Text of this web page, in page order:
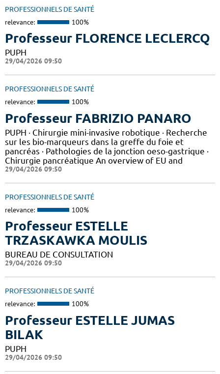
PROFESSIONNELS DE SANTÉ
relevance: 100%
Professeur FLORENCE LECLERCQ
PUPH
29/04/2026 09:50
PROFESSIONNELS DE SANTÉ
relevance: 100%
Professeur FABRIZIO PANARO
PUPH · Chirurgie mini-invasive robotique · Recherche
sur les bio-marqueurs dans la greffe du foie et
pancréas · Pathologies de la jonction oeso-gastrique ·
Chirurgie pancréatique An overview of EU and
29/04/2026 09:50
PROFESSIONNELS DE SANTÉ
relevance: 100%
Professeur ESTELLE
TRZASKAWKA MOULIS
BUREAU DE CONSULTATION
29/04/2026 09:50
PROFESSIONNELS DE SANTÉ
relevance: 100%
Professeur ESTELLE JUMAS
BILAK
PUPH
29/04/2026 09:50